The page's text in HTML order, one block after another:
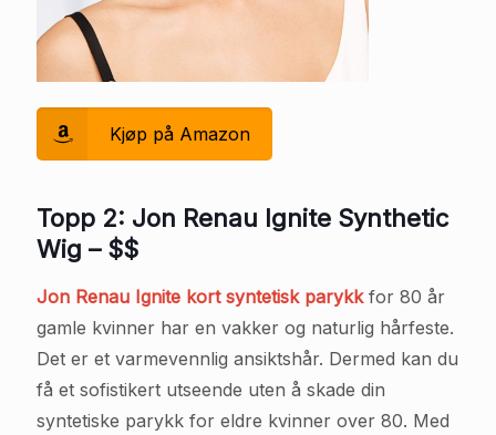
Kjøp på Amazon
Topp 2: Jon Renau Ignite Synthetic
Wig – $$
Jon Renau Ignite kort syntetisk parykkfor 80 år
gamle kvinner har en vakker og naturlig hårfeste.
Det er et varmevennlig ansiktshår. Dermed kan du
få et sofistikert utseende uten å skade din
syntetiske parykk for eldre kvinner over 80. Med